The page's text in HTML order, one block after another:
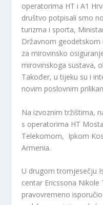
operatorima HT i A1
društvo potpisali smo
turizma i sporta,
Državnom
za mirovinsko
mirovinskoga sustava,
Također, u tijeku su i
novim poslovnim
Na izvoznim tržištima,
s operatorima HT
Telekomom, Ipkom
Armenia.
U drugom tromjesečju
centar Ericssona Nikole
pravovremeno